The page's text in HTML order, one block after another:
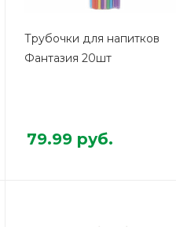
Трубочки для напитков
Фантазия 20шт
79.99 руб.